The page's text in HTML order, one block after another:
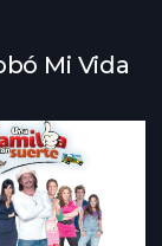
Mi Vida